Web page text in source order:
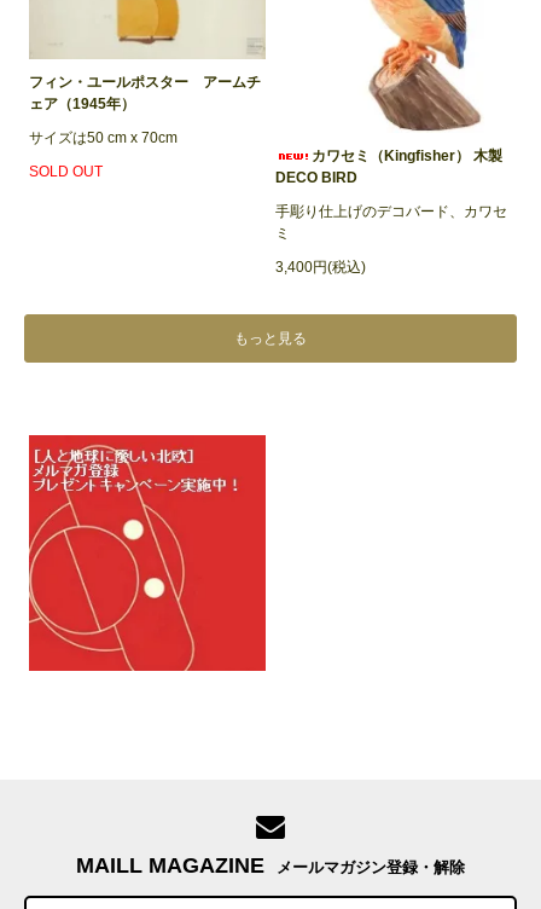
フィン・ユールポスター アームチ
ェア（1945年）
サイズは50 cm x 70cm
SOLD OUT
カワセミ（Kingfisher） 木製
DECO BIRD
手彫り仕上げのデコバード、カワセ
ミ
3,400円(税込)
もっと見る
MAILL MAGAZINE メールマガジン登録・解除